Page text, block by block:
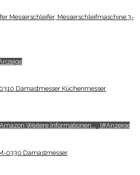
Messerschleifer, Messerschleifmaschine 3-
Damastmesser Küchenmesser
Weitere Informationen...
0330 Damastmesser